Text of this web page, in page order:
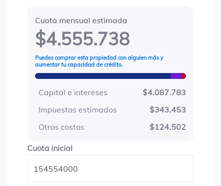
Cuota mensual estimada
$4.555.738
Puedes comprar esta propiedad con alguien más y
aumentar tu capacidad de crédito.
Capital e intereses
$4.087.783
Impuestos estimados
$343.453
Otros costos
$124.502
Cuota inicialCuota inicial